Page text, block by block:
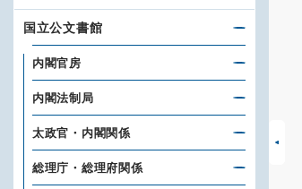
国立公文書館
内閣官房
内閣法制局
太政官・内閣関係
総理庁・総理府関係